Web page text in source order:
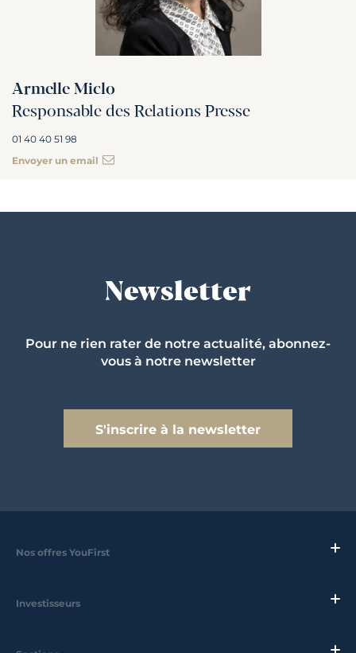
Armelle Miclo
Responsable des Relations Presse
01 40 40 51 98
Envoyer un email
Newsletter
Pour ne rien rater de notre actualité, abonnez-
vous à notre newsletter
S'inscrire à la newsletter
Nos offres YouFirst
Investisseurs